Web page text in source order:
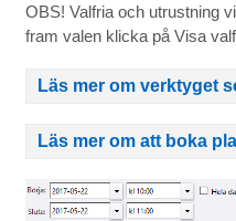
OBS! Valfria och utrustning
fram valen klicka på Visa
Läs mer om verktyget
Läs mer om att boka